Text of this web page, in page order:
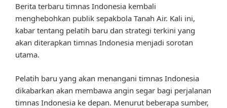
Berita terbaru timnas Indonesia kembali
menghebohkan publik sepakbola Tanah Air. Kali ini,
kabar tentang pelatih baru dan strategi terkini yang
akan diterapkan timnas Indonesia menjadi sorotan
utama.
Pelatih baru yang akan menangani timnas Indonesia
dikabarkan akan membawa angin segar bagi perjalanan
timnas Indonesia ke depan. Menurut beberapa sumber,